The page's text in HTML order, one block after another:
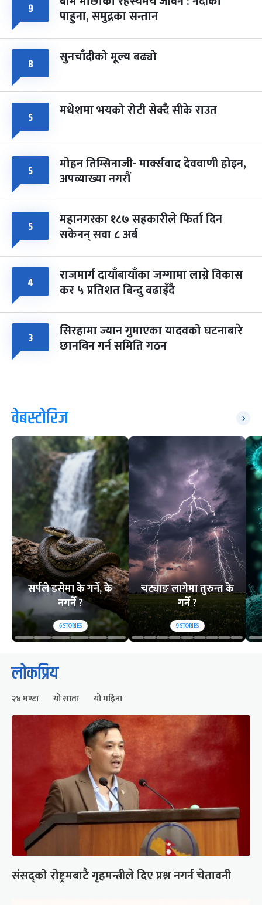
८
सोम
फागुपूर्णिमा
चैत्र ८, २०८३-Mar 22, 2027
७ महिना बाँकी
९ पाहुना, समुद्रका सन्तान
८ सुनचाँदीको मूल्य बढ्यो
५ मधेशमा भयको रोटी सेक्दै सीके राउत
५ मोहन तिम्सिनाजी- मार्क्सवाद देववाणी होइन,
अपव्याख्या नगरौं
५ महानगरका १८७ सहकारीले फिर्ता दिन
सकेनन् सवा ८ अर्ब
४ राजमार्ग दायाँबायाँका जग्गामा लाग्ने विकास
कर ५ प्रतिशत बिन्दु बढाइँदै
३ सिरहामा ज्यान गुमाएका यादवको घटनाबारे
छानबिन गर्न समिति गठन
वेबस्टोरिज
सर्पले डसेमा के गर्ने, के
नगर्ने ?
6STORIES
चट्याङ लागेमा तुरुन्त के
गर्ने ?
9STORIES
लोकप्रिय
२४ घण्टा यो साता यो महिना
संसद्को रोष्ट्रमबाटै गृहमन्त्रीले दिए प्रश्न नगर्न चेतावनी